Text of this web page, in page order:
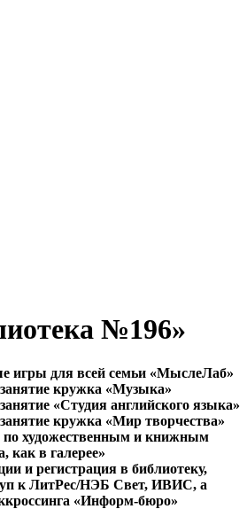
№196»
игры для всей семьи «МыслеЛаб»
кружка «Музыка»
«Студия английского языка»
кружка «Мир творчества»
по художественным и книжным
как в галерее»
и регистрация в библиотеку,
к ЛитРес/НЭБ Свет, ИВИС, а
«Информ-бюро»